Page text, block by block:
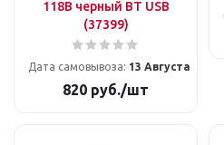
118B черный BT USB
(37399)
Дата самовывоза: 13 Августа
820 руб./шт